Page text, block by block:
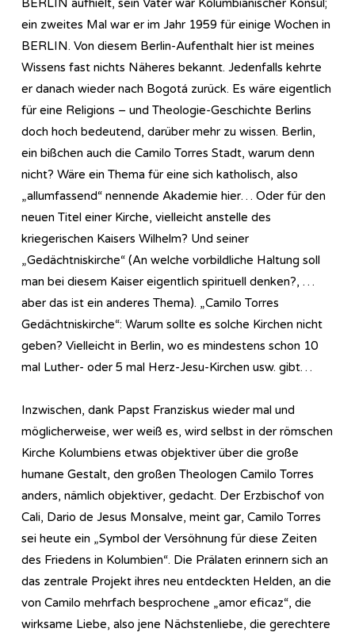
BERLIN aufhielt, sein Vater war Kolumbianischer Konsul;
ein zweites Mal war er im Jahr 1959 für einige Wochen in
BERLIN. Von diesem Berlin-Aufenthalt hier ist meines
Wissens fast nichts Näheres bekannt. Jedenfalls kehrte
er danach wieder nach Bogotá zurück. Es wäre eigentlich
für eine Religions – und Theologie-Geschichte Berlins
doch hoch bedeutend, darüber mehr zu wissen. Berlin,
ein bißchen auch die Camilo Torres Stadt, warum denn
nicht? Wäre ein Thema für eine sich katholisch, also
„allumfassend“ nennende Akademie hier… Oder für den
neuen Titel einer Kirche, vielleicht anstelle des
kriegerischen Kaisers Wilhelm? Und seiner
„Gedächtniskirche“ (An welche vorbildliche Haltung soll
man bei diesem Kaiser eigentlich spirituell denken?, …
aber das ist ein anderes Thema). „Camilo Torres
Gedächtniskirche“: Warum sollte es solche Kirchen nicht
geben? Vielleicht in Berlin, wo es mindestens schon 10
mal Luther- oder 5 mal Herz-Jesu-Kirchen usw. gibt…
Inzwischen, dank Papst Franziskus wieder mal und
möglicherweise, wer weiß es, wird selbst in der römschen
Kirche Kolumbiens etwas objektiver über die große
humane Gestalt, den großen Theologen Camilo Torres
anders, nämlich objektiver, gedacht. Der Erzbischof von
Cali, Dario de Jesus Monsalve, meint gar, Camilo Torres
sei heute ein „Symbol der Versöhnung für diese Zeiten
des Friedens in Kolumbien“. Die Prälaten erinnern sich an
das zentrale Projekt ihres neu entdeckten Helden, an die
von Camilo mehrfach besprochene „amor eficaz“, die
wirksame Liebe, also jene Nächstenliebe, die gerechtere